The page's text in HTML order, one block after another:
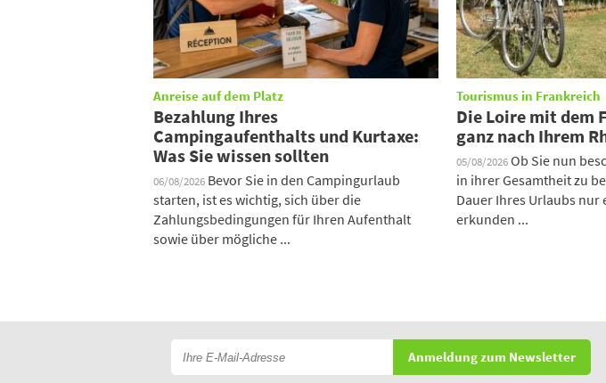
Anreise auf dem Platz
Bezahlung Ihres
Campingaufenthalts und Kurtaxe:
Was Sie wissen sollten
06/08/2026 Bevor Sie in den Campingurlaub
starten, ist es wichtig, sich über die
Zahlungsbedingungen für Ihren Aufenthalt
sowie über mögliche ...
Tourismus in Frankreich
Die Loire mit dem
ganz nach Ihrem
05/08/2026Ob Sie nun
in ihrer Gesamtheit zu
Dauer Ihres Urlaubs nur
erkunden ...
Anmeldung zum Newsletter